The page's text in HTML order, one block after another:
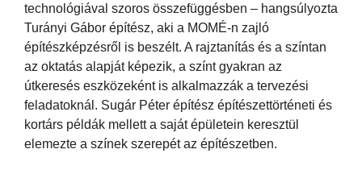
technológiával szoros összefüggésben – hangsúlyozta
Turányi Gábor építész, aki a MOMÉ-n zajló
építészképzésről is beszélt. A rajztanítás és a színtan
az oktatás alapját képezik, a színt gyakran az
útkeresés eszközeként is alkalmazzák a tervezési
feladatoknál. Sugár Péter építész építészettörténeti és
kortárs példák mellett a saját épületein keresztül
elemezte a színek szerepét az építészetben.